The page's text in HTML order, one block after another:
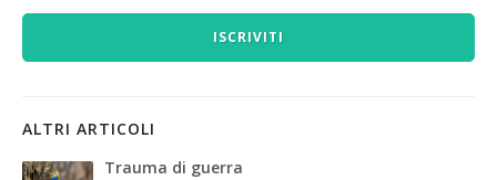
ISCRIVITI
ALTRI ARTICOLI
Trauma di guerra